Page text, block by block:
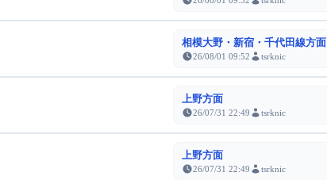
相模大野・新宿・千代田線方面
26/08/01 09:52 tsrknic
上野方面
26/07/31 22:49 tsrknic
上野方面
26/07/31 22:49 tsrknic